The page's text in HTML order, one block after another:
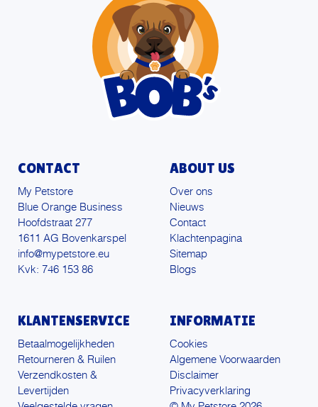
CONTACT
My Petstore
Blue Orange Business
Hoofdstraat 277
1611 AG Bovenkarspel
info@mypetstore.eu
Kvk: 746 153 86
ABOUT US
Over ons
Nieuws
Contact
Klachtenpagina
Sitemap
Blogs
KLANTENSERVICE
Betaalmogelijkheden
Retourneren & Ruilen
Verzendkosten &
Levertijden
INFORMATIE
Cookies
Algemene Voorwaarden
Disclaimer
Privacyverklaring